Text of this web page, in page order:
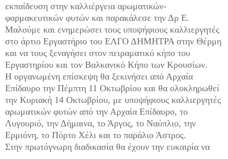
εκπαίδευση στην καλλιέργεια αρωματικών-
φαρμακευτικών φυτών και παρακάλεσε την Δρ Ε.
Μαλούμε και ενημερώσει τους υποψήφιους καλλιεργητές
στο άρτιο Εργαστήριο του ΕΛΓΟ ΔΗΜΗΤΡΑ στην Θέρμη
και να τους ξεναγήσει στον πειραματικό κήπο του
Εργαστηρίου και τον Βαλκανικό Κήπο των Κρουσίων.
Η οργανωμένη επίσκεψη θα ξεκινήσει από Αρχαία
Επίδαυρο την Πέμπτη 11 Οκτωβρίου και θα ολοκληρωθεί
την Κυριακή 14 Οκτωβρίου, με υποψήφιους καλλιεργητές
αρωματικών φυτών από την Αρχαία Επίδαυρο, το
Λυγουριό, την Δήμαινα, το Άργος, το Ναύπλιο, την
Ερμιόνη, το Πόρτο Χέλι και το παράλιο Άστρος.
Στην πρωτόγνωρη διαδικασία θα έχουν την ευκαιρία να